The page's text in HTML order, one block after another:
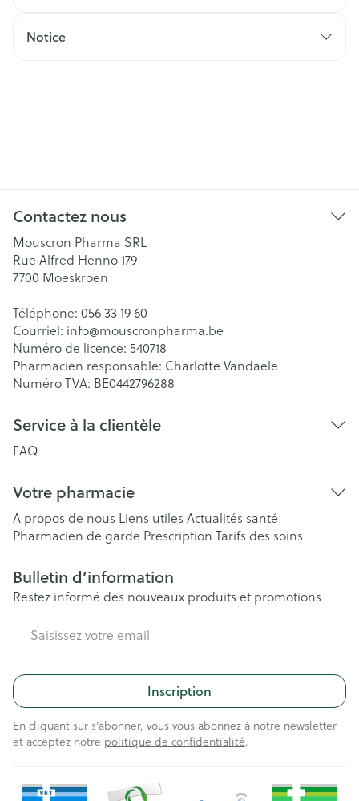
Notice
Contactez nous
Mouscron Pharma SRL
Rue Alfred Henno 179
7700 Moeskroen
Téléphone: 056 33 19 60
Courriel: info@mouscronpharma.be
Numéro de licence: 540718
Pharmacien responsable: Charlotte Vandaele
Numéro TVA: BE0442796288
Service à la clientèle
FAQ
Votre pharmacie
A propos de nous Liens utiles Actualités santé
Pharmacien de garde Prescription Tarifs des soins
Bulletin d’information
Restez informé des nouveaux produits et promotions
Inscription
En cliquant sur s'abonner, vous vous abonnez à notre newsletter
et acceptez notre politique de confidentialité.